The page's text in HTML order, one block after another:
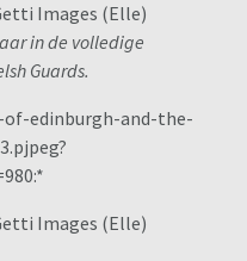
Images (Elle)
in de volledige
Guards.
Images (Elle)